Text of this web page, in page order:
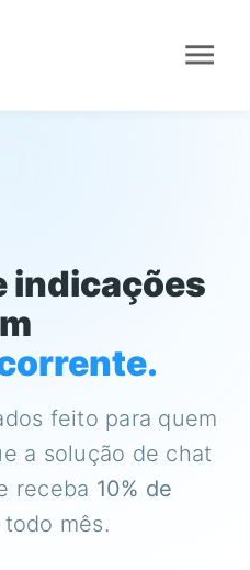
menu
indicações
feito para quem
a solução de chat
receba 10% de
todo mês.